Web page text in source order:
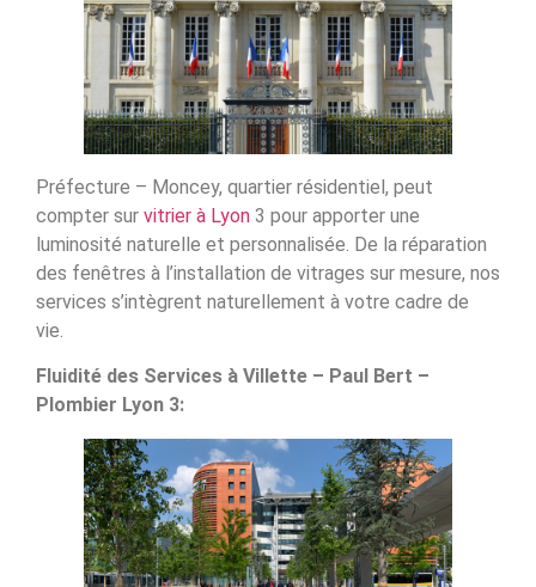
Préfecture – Moncey, quartier résidentiel, peut
compter sur vitrier à Lyon 3 pour apporter une
luminosité naturelle et personnalisée. De la réparation
des fenêtres à l’installation de vitrages sur mesure, nos
services s’intègrent naturellement à votre cadre de
vie.
Fluidité des Services à Villette – Paul Bert –
Plombier Lyon 3: